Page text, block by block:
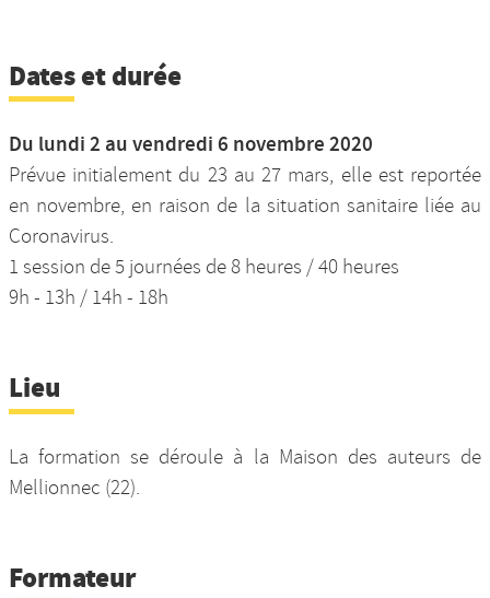
Dates et durée
Du lundi 2 au vendredi 6 novembre 2020
Prévue initialement du 23 au 27 mars, elle est reportée
en novembre, en raison de la situation sanitaire liée au
Coronavirus.
1 session de 5 journées de 8 heures / 40 heures
9h - 13h / 14h - 18h
Lieu
La formation se déroule à la Maison des auteurs de
Mellionnec (22).
Formateur